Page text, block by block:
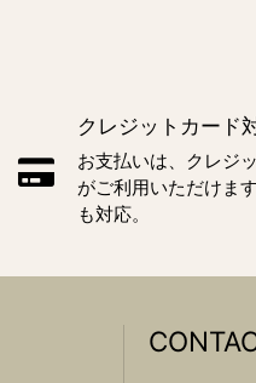
クレジットカード
お支払いは、クレジ
がご利用いただけま
も対応。